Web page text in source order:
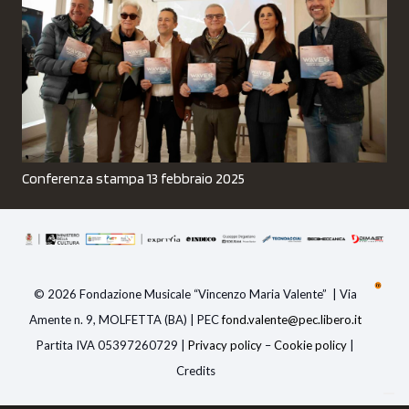
Conferenza stampa 13 febbraio 2025
© 2026 Fondazione Musicale “Vincenzo Maria Valente” | Via
Amente n. 9, MOLFETTA (BA) | PECfond.valente@pec.libero.it
Partita IVA 05397260729 |Privacy policy –Cookie policy
Credits